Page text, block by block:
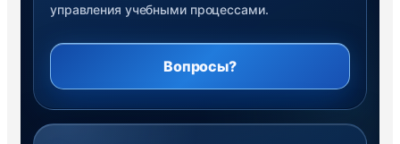
управления учебными процессами.
Вопросы?